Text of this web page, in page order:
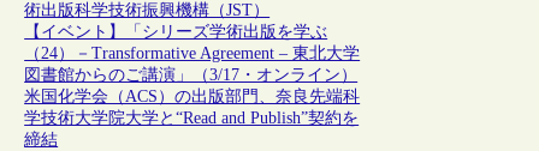
術出版科学技術振興機構（JST）
【イベント】「シリーズ学術出版を学ぶ
（24）－Transformative Agreement – 東北大学
図書館からのご講演」（3/17・オンライン）
米国化学会（ACS）の出版部門、奈良先端科
学技術大学院大学と“Read and Publish”契約を
締結